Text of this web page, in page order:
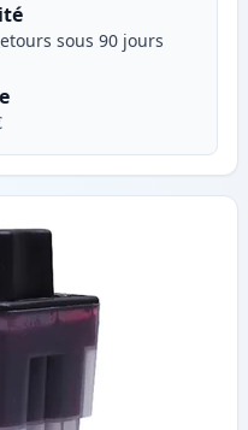
sous 90 jours